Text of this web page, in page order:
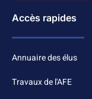
Accès rapides
Annuaire des élus
Travaux de l'AFE